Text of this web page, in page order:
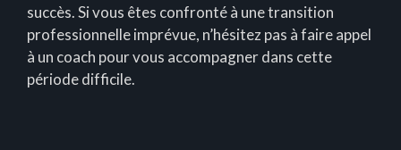
succès. Si vous êtes confronté à une transition
professionnelle imprévue, n’hésitez pas à faire appel
à un coach pour vous accompagner dans cette
période difficile.